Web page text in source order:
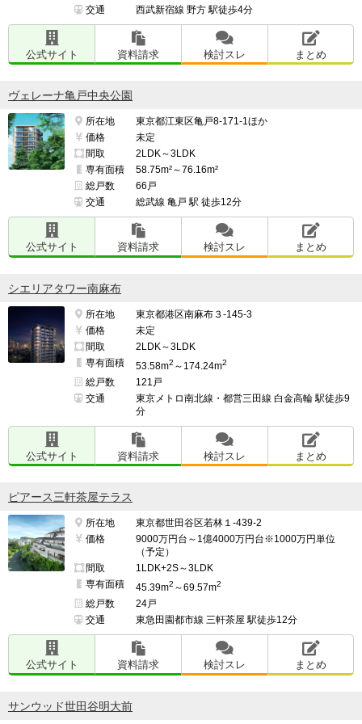
交通
西武新宿線 野方 駅徒歩4分
公式サイト 資料請求 検討スレ まとめ
ヴェレーナ亀戸中央公園
所在地
東京都江東区亀戸8-171-1ほか
価格
未定
間取
2LDK～3LDK
専有面積
58.75m²～76.16m²
総戸数
66戸
交通
総武線 亀戸 駅 徒歩12分
公式サイト 資料請求 検討スレ まとめ
シエリアタワー南麻布
所在地
東京都港区南麻布３-145-3
価格
未定
間取
2LDK～3LDK
専有面積
53.58m2 ～174.24m2
総戸数
121戸
交通
東京メトロ南北線・都営三田線 白金高輪 駅徒歩9
分
公式サイト 資料請求 検討スレ まとめ
ピアース三軒茶屋テラス
所在地
東京都世田谷区若林１-439-2
価格
9000万円台～1億4000万円台※1000万円単位
（予定）
間取
1LDK+2S～3LDK
専有面積
45.39m2 ～69.57m2
総戸数
24戸
交通
東急田園都市線 三軒茶屋 駅徒歩12分
公式サイト 資料請求 検討スレ まとめ
サンウッド世田谷明大前